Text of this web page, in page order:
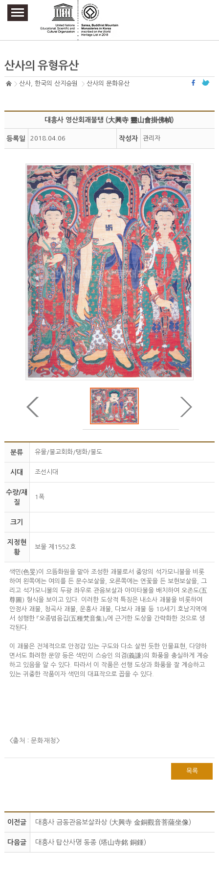
주요메뉴 바로가기
본문 바로가기
하단메뉴 바로가기
산사의 유형유산
산사, 한국의 산지승원 산사의 문화유산
대흥사 영산회괘불탱 (大興寺 靈山會掛佛幀)
등록일 2018.04.06 작성자 관리자
분류 유물/불교회화/탱화/불도
시대 조선시대
수량/재
질
1폭
크기
지정현
황
보물 제1552호
색민(色旻)이 으뜸화원을 맡아 조성한 괘불로서 중앙의 석가모니불을 비롯
하여 왼쪽에는 여의를 든 문수보살을, 오른쪽에는 연꽃을 든 보현보살을, 그
리고 석가모니불의 두광 좌우로 관음보살과 아미타불을 배치하여 오존도(五
尊圖) 형식을 보이고 있다. 이러한 도상적 특징은 내소사 괘불을 비롯하여
안정사 괘불, 청곡사 괘불, 운흥사 괘불, 다보사 괘불 등 18세기 호남지역에
서 성행한 『오종범음집(五種梵音集)』에 근거한 도상을 간략화한 것으로 생
각된다.
이 괘불은 전체적으로 안정감 있는 구도와 다소 살찐 듯한 인물표현, 다양하
면서도 화려한 문양 등은 색민이 스승인 의겸(義謙)의 화풍을 충실하게 계승
하고 있음을 알 수 있다. 따라서 이 작품은 선행 도상과 화풍을 잘 계승하고
있는 귀중한 작품이자 색민의 대표작으로 꼽을 수 있다.
<출처 : 문화재청 >
목록
이전글 대흥사 금동관음보살좌상 (大興寺 金銅觀音菩薩坐像)
다음글 대흥사 탑산사명 동종 (塔山寺銘 銅鍾)